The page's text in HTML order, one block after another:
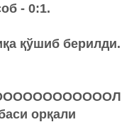
- 0:1.
қўшиб берилди.
орқали